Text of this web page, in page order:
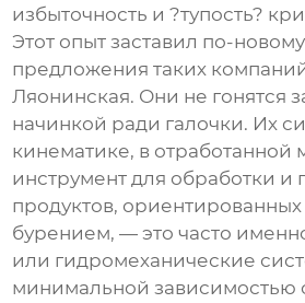
избыточность и ?тупость?
Этот опыт заставил по-новому
предложения таких
Ляонинская. Они не гонятся
начинкой ради галочки. Их
кинематике, в отработанной
инструмент для обработки и
продуктов,
бурением, — это часто
или гидромеханические
минимальной зависимостью